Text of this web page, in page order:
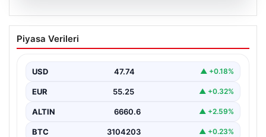
Adalet Bakanı Akın Gürlek ve İçişleri
Bakanı Mustafa Çiftçi İstanbul’da
{"title": "Adalet Bakanı Akın Gürlek ve İçişleri Bakanı
bulundu",…
Piyasa Verileri
USD 47.74 ▲ +0.18%
EUR 55.25 ▲ +0.32%
ALTIN 6660.6 ▲ +2.59%
BTC 3104203 ▲ +0.23%